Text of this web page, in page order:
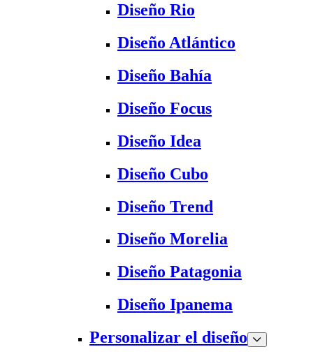
Diseño Rio
Diseño Atlántico
Diseño Bahía
Diseño Focus
Diseño Idea
Diseño Cubo
Diseño Trend
Diseño Morelia
Diseño Patagonia
Diseño Ipanema
Personalizar el diseño